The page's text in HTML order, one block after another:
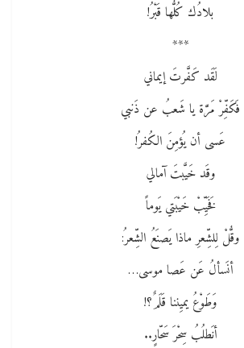
بلادُك كُلُّها قَبْرُ!
***
لَقَد كَفَّرتَ إيماني
فَكَفِّرْ مَرَّة يا شَعبُ عن ذَنبي
عَسى أن يُؤمِنَ الكُفرُ!
وقَد خَيَّبتَ آمالي
فَخَيِّبْ خَيْبَتي يَوماً
وقُّلْ لِلشِّعرِ ماذا يَصنَعُ الشِّعرُ:
أنَسألُ عَن عَصا موسى…
وَطَوْعُ يميِننا قَلَمٌ؟!
أنَطلُبُ سِحْرَ سَحّارٍ..